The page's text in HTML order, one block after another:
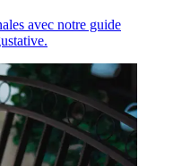
avec notre guide